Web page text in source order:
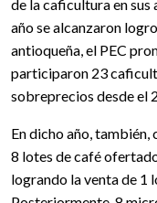
de la caficultura en
año se alcanzaron
antioqueña, el PEC
participaron 23
sobreprecios desde el
En dicho año,
8 lotes de café
logrando la venta de 1